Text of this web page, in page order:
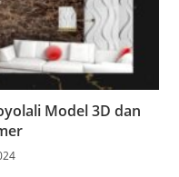
Model 3D dan